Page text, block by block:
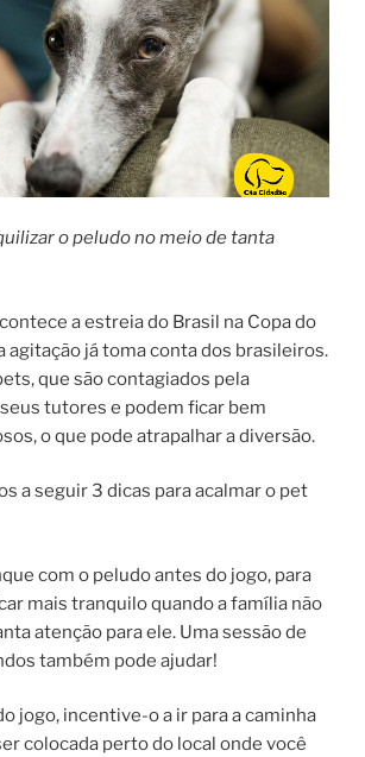
o peludo no meio de tanta
a estreia do Brasil na Copa do
agitação já toma conta dos brasileiros.
que são contagiados pela
tutores e podem ficar bem
o que pode atrapalhar a diversão.
a seguir 3 dicas para acalmar o pet
com o peludo antes do jogo, para
mais tranquilo quando a família não
atenção para ele. Uma sessão de
também pode ajudar!
jogo, incentive-o a ir para a caminha
colocada perto do local onde você